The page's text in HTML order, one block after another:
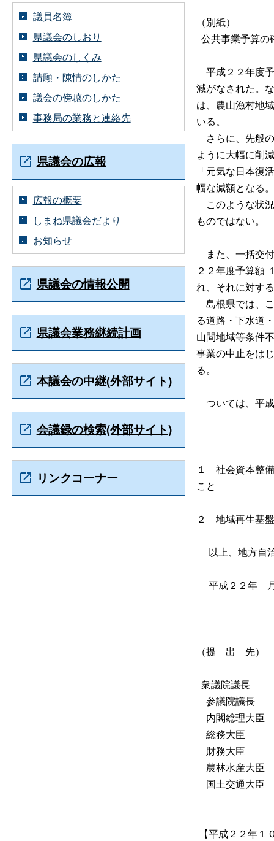
（別紙）
公共事業予算の
平成２２年度
減がなされた。
は、農山漁村地
いる。
さらに、先般
ように大幅に削
「元気な日本復
幅な減額となる。
このような状
ものではない。
また、一括交
２２年度予算額
れ、それに対す
島根県では、
る道路・下水道
山間地域等条件
事業の中止をは
る。
ついては、平
１ 社会資本整
こと
２ 地域再生基
以上、地方自
平成２２
（提 出 先）
衆議院議長
参議院議長
内閣総理大臣
総務大臣
財務大臣
農林水産大臣
国土交通大臣
【平成２２年
議員名簿
県議会のしおり
県議会のしくみ
請願・陳情のしかた
議会の傍聴のしかた
事務局の業務と連絡先
県議会の広報
広報の概要
しまね県議会だより
お知らせ
県議会の情報公開
県議会業務継続計画
本議会の中継(外部サイト)
会議録の検索(外部サイト)
リンクコーナー